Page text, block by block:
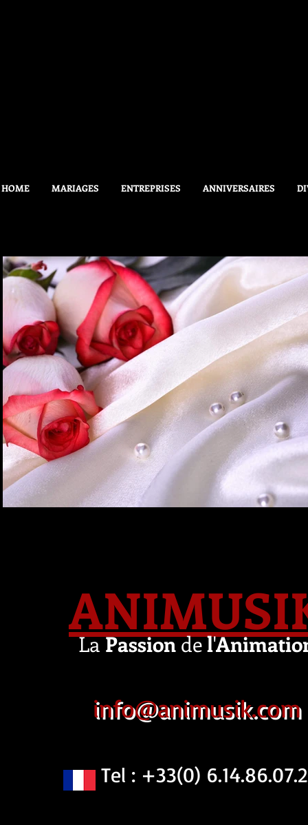
HOME MARIAGES ENTREPRISES ANNIVERSAIRES
LaPassiondel'
info@animusik.com
Tel : +33(0)